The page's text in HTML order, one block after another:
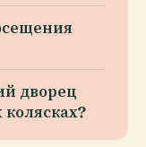
дворец